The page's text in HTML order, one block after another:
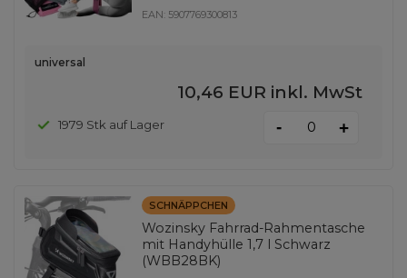
EAN: 5907769300813
universal
10,46 EUR inkl. MwSt
1979 Stk auf Lager - +
SCHNÄPPCHEN
Wozinsky Fahrrad-Rahmentasche
mit Handyhülle 1,7 l Schwarz
(WBB28BK)